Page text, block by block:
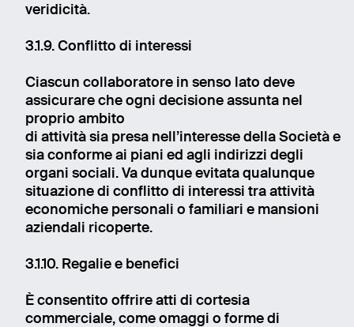
veridicità.
3.1.9. Conflitto di interessi
Ciascun collaboratore in senso lato deve
assicurare che ogni decisione assunta nel
proprio ambito
di attività sia presa nell’interesse della Società e
sia conforme ai piani ed agli indirizzi degli
organi sociali. Va dunque evitata qualunque
situazione di conflitto di interessi tra attività
economiche personali o familiari e mansioni
aziendali ricoperte.
3.1.10. Regalie e benefici
È consentito offrire atti di cortesia
commerciale, come omaggi o forme di